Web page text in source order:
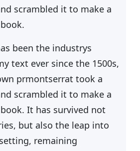
scrambled it to make a
been the industrys
text ever since the 1500s,
prmontserrat took a
scrambled it to make a
It has survived not
but also the leap into
remaining